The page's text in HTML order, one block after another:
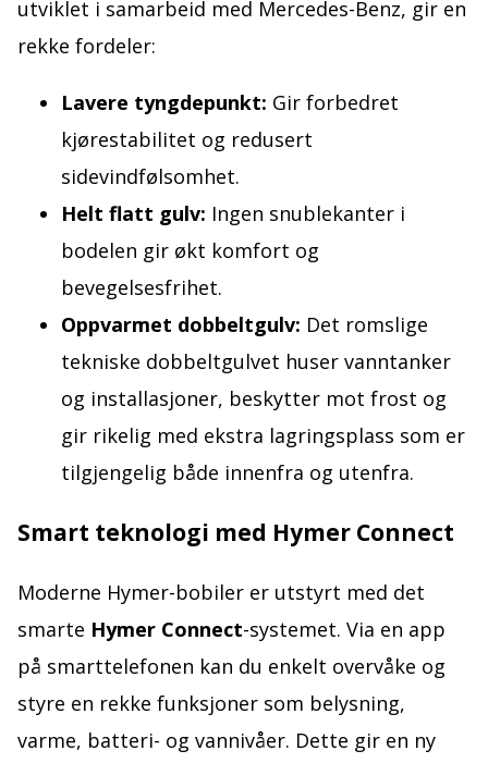
utviklet i samarbeid med Mercedes-Benz, gir en
rekke fordeler:
Lavere tyngdepunkt: Gir forbedret
kjørestabilitet og redusert
sidevindfølsomhet.
Helt flatt gulv: Ingen snublekanter i
bodelen gir økt komfort og
bevegelsesfrihet.
Oppvarmet dobbeltgulv: Det romslige
tekniske dobbeltgulvet huser vanntanker
og installasjoner, beskytter mot frost og
gir rikelig med ekstra lagringsplass som er
tilgjengelig både innenfra og utenfra.
Smart teknologi med Hymer Connect
Moderne Hymer-bobiler er utstyrt med det
smarte Hymer Connect-systemet. Via en app
på smarttelefonen kan du enkelt overvåke og
styre en rekke funksjoner som belysning,
varme, batteri- og vannivåer. Dette gir en ny